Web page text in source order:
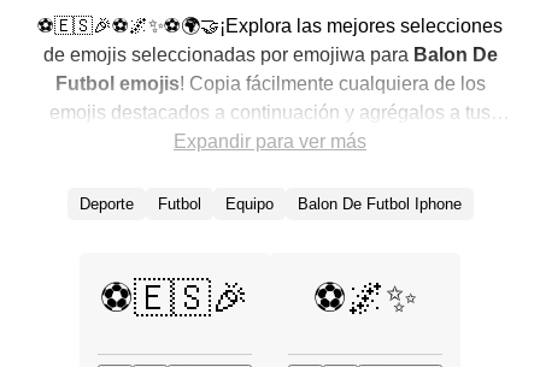
⚽🇪🇸🎉⚽🌌✨⚽🌍🤝¡Explora las mejores selecciones
de emojis seleccionadas por emojiwa para Balon De
Futbol emojis! Copia fácilmente cualquiera de los
emojis destacados a continuación y agrégalos a tus
conversaciones para un toque personalizado. Hemos
mostrando primero los más populares. ¿Buscas más?
Expandir para ver más
Deporte Futbol Equipo Balon De Futbol Iphone
⚽🇪🇸🎉 ⚽🌌✨